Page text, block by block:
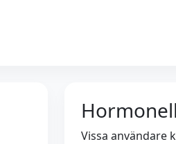
Vissa användare